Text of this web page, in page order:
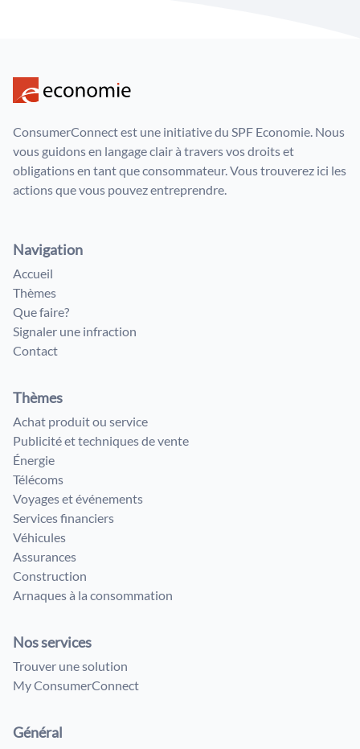
ConsumerConnect est une initiative du SPF Economie. Nous
vous guidons en langage clair à travers vos droits et
obligations en tant que consommateur. Vous trouverez ici les
actions que vous pouvez entreprendre.
Navigation
Accueil
Thèmes
Que faire?
Signaler une infraction
Contact
Thèmes
Achat produit ou service
Publicité et techniques de vente
Énergie
Télécoms
Voyages et événements
Services financiers
Véhicules
Assurances
Construction
Arnaques à la consommation
Nos services
Trouver une solution
My ConsumerConnect
Général